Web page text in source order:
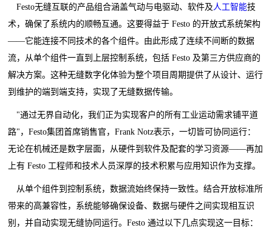
Festo无缝互联的产品组合涵盖气动与电驱动、软件及 人工智能技
术，确保了系统内的顺畅互通。这要得益于 Festo 的开放式系统架构
——它能连接不同技术的各个组件。由此形成了连续不间断的数据
流，从单个组件一直到上层控制系统，包括 Festo 及第三方供应商的
解决方案。这种无缝数字化体验为整个项目周期提供了从设计、运行
到维护的端到端支持，实现了无缝数据传输。
"通过无界自动化，我们正为实现客户的所有工业运动需求铺平道
路"，Festo集团首席销售官，Frank Notz表示，一切皆可协同运行：
无论在机械还是数字层面，从硬件到软件及配套的学习资源——再加
上有 Festo 工程师和技术人员深厚的技术积累与应用知识作为支撑。
从单个组件到控制系统，数据流始终保持一致性。结合开放标准所
带来的高兼容性，系统能够确保设备、数据与硬件之间实现相互识
别，并自动实现无缝协同运行。Festo 通过以下几点实现这一目标：